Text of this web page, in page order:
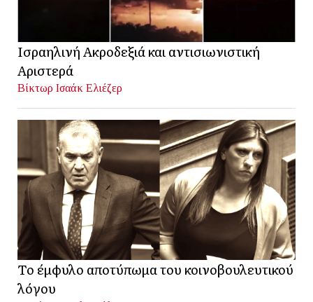
Ισραηλινή Ακροδεξιά και αντισιωνιστική
Αριστερά
Βίκτωρ Ισαάκ Ελιέζερ
Το έμφυλο αποτύπωμα του κοινοβουλευτικού
λόγου